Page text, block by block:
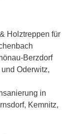
Holztreppen für
Berzdorf
Oderwitz,
in
Kemnitz,